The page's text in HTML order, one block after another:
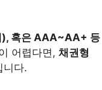
), 혹은 AAA~AA+ 등
어렵다면, 채권형
니다.